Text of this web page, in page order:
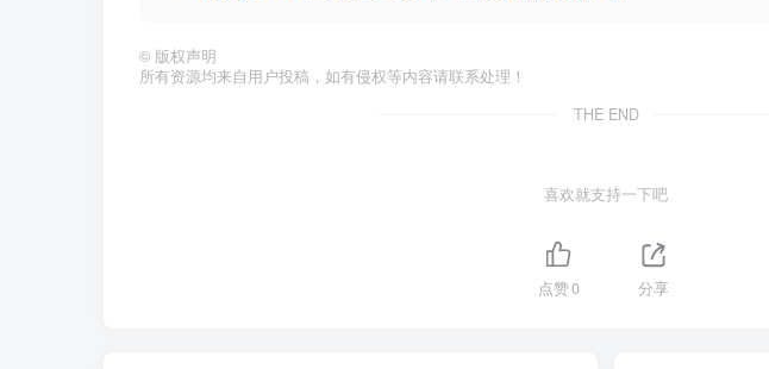
© 版权声明
所有资源均来自用户投稿，如有侵权等内容请联系处理！
THE END
喜欢就支持一下吧
点赞0 分享